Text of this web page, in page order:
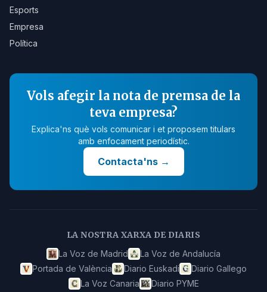
Esports
Empresa
Política
Vols afegir la nota de premsa de la
teva empresa?
Explica'ns què vols comunicar i et proposem titulars
amb enfocament periodístic.
Contacta'ns→
LA NOSTRA XARXA DE DIARIS
La Voz de Madrid
La Voz de Andalucía
Portada de València
Diario Euskadi
Diario Gallego
La Voz Canaria
Diario PYME